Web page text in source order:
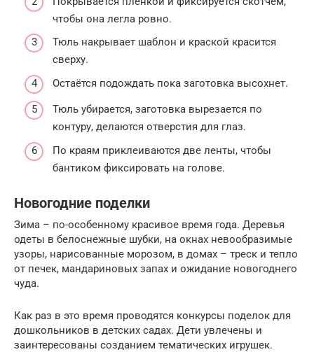
чтобы она легла ровно.
Тюль накрывает шаблон и краской красится
сверху.
Остаётся подождать пока заготовка высохнет.
Тюль убирается, заготовка вырезается по
контуру, делаются отверстия для глаз.
По краям приклеиваются две ленты, чтобы
бантиком фиксировать на голове.
Новогодние поделки
Зима – по-особенному красивое время года. Деревья
одеты в белоснежные шубки, на окнах невообразимые
узоры, нарисованные морозом, в домах – треск и тепло
от печек, мандариновых запах и ожидание новогоднего
чуда.
Как раз в это время проводятся конкурсы поделок для
дошкольников в детских садах. Дети увлечены и
заинтересованы созданием тематических игрушек.